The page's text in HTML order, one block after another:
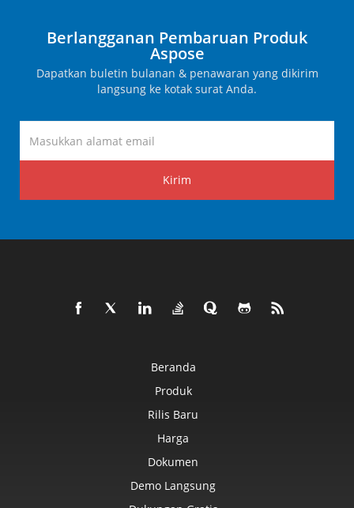
Berlangganan Pembaruan Produk
Aspose
Dapatkan buletin bulanan & penawaran yang dikirim
langsung ke kotak surat Anda.
Kirim
Beranda
Produk
Rilis Baru
Harga
Dokumen
Demo Langsung